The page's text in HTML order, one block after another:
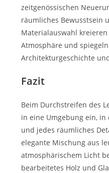
zeitgenössischen
räumliches Bewusstsein
Materialauswahl
Atmosphäre und
Architekturgeschichte
Fazit
Beim Durchstreifen des
in eine Umgebung ein,
und jedes räumliches
elegante Mischung aus
atmosphärischem Licht
bearbeitetes Holz und